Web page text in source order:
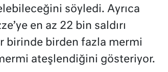
söyledi. Ayrıca
en az 22 bin saldırı
birinde birden fazla mermi
ateşlendiğini gösteriyor.